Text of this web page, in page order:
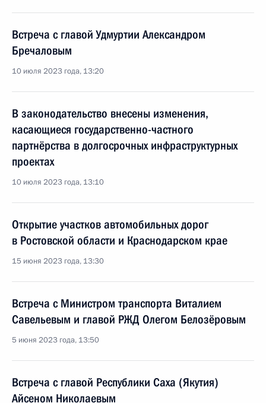
Встреча с главой Удмуртии Александром
Бречаловым
10 июля 2023 года, 13:20
В законодательство внесены изменения,
касающиеся государственно-частного
партнёрства в долгосрочных инфраструктурных
проектах
10 июля 2023 года, 13:10
Открытие участков автомобильных дорог
в Ростовской области и Краснодарском крае
15 июня 2023 года, 13:30
Встреча с Министром транспорта Виталием
Савельевым и главой РЖД Олегом Белозёровым
5 июня 2023 года, 13:50
Встреча с главой Республики Саха (Якутия)
Айсеном Николаевым